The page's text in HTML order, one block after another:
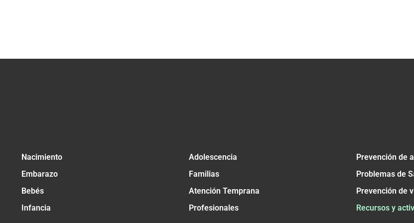
Nacimiento
Embarazo
Bebés
Infancia
Adolescencia
Familias
Atención Temprana
Profesionales
Prevención de
Problemas de
Prevención de
Recursos y